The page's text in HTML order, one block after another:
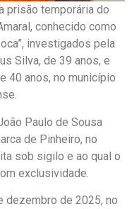
prisão temporária do
conhecido como
investigados pela
Silva, de 39 anos, e
40 anos, no município
Paulo de Sousa
de Pinheiro, no
sob sigilo e ao qual o
exclusividade.
dezembro de 2025, no